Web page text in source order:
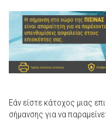
Εάν είστε κάτοχος μιας
σήμανσης για να